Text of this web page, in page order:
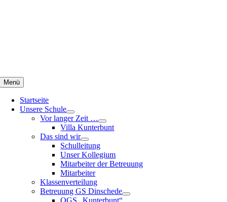
Menü
Startseite
Unsere Schule
Vor langer Zeit …
Villa Kunterbunt
Das sind wir
Schulleitung
Unser Kollegium
Mitarbeiter der Betreuung
Mitarbeiter
Klassenverteilung
Betreuung GS Dinschede
OGS „Kunterbunt“